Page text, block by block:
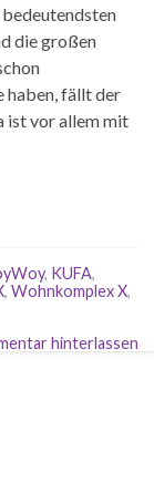
die großen
haben, fällt der
ist vor allem mit
, KUFA,
, Wohnkomplex X,
hinterlassen